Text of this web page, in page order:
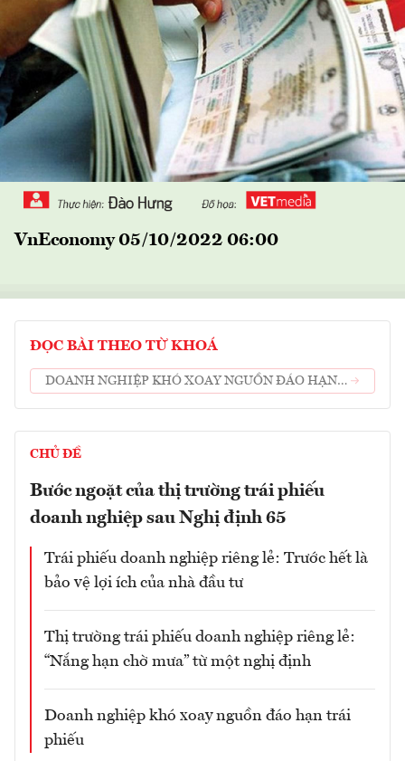
VnEconomy 05/10/2022 06:00
ĐỌC BÀI THEO TỪ KHOÁ
DOANH NGHIỆP KHÓ XOAY NGUỒN ĐÁO HẠN
CHỦ ĐỀ
Bước ngoặt của thị trường trái phiếu
doanh nghiệp sau Nghị định 65
Trái phiếu doanh nghiệp riêng lẻ: Trước hết là
bảo vệ lợi ích của nhà đầu tư
Thị trường trái phiếu doanh nghiệp riêng lẻ:
“Nắng hạn chờ mưa” từ một nghị định
Doanh nghiệp khó xoay nguồn đáo hạn trái
phiếu